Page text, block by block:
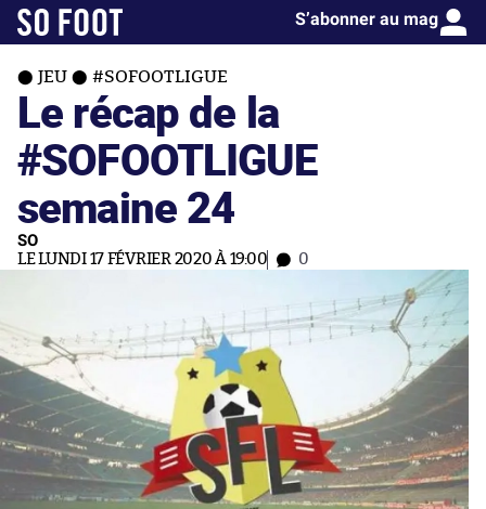
S’abonner au mag
JEU #SOFOOTLIGUE
Le récap de la
#SOFOOTLIGUE
semaine 24
SO
LE LUNDI 17 FÉVRIER 2020 À 19:00 0